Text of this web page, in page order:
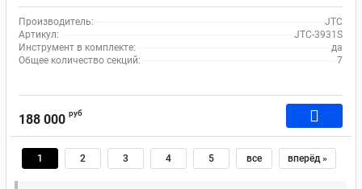
Производитель:
JTC
Артикул:
JTC-3931S
Инструмент в комплекте:
да
Общее количество секций:
7
188 000 руб
1 2 3 4 5 все вперёд »